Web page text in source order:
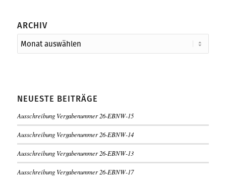
ARCHIV
NEUESTE BEITRÄGE
Ausschreibung Vergabenummer 26-EBNW-15
Ausschreibung Vergabenummer 26-EBNW-14
Ausschreibung Vergabenummer 26-EBNW-13
Ausschreibung Vergabenummer 26-EBNW-17